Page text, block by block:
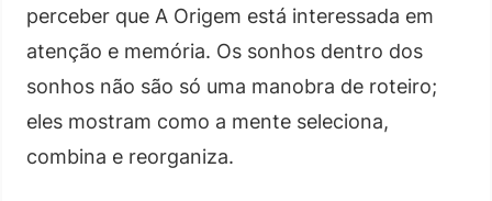
perceber que A Origem está interessada em
atenção e memória. Os sonhos dentro dos
sonhos não são só uma manobra de roteiro;
eles mostram como a mente seleciona,
combina e reorganiza.